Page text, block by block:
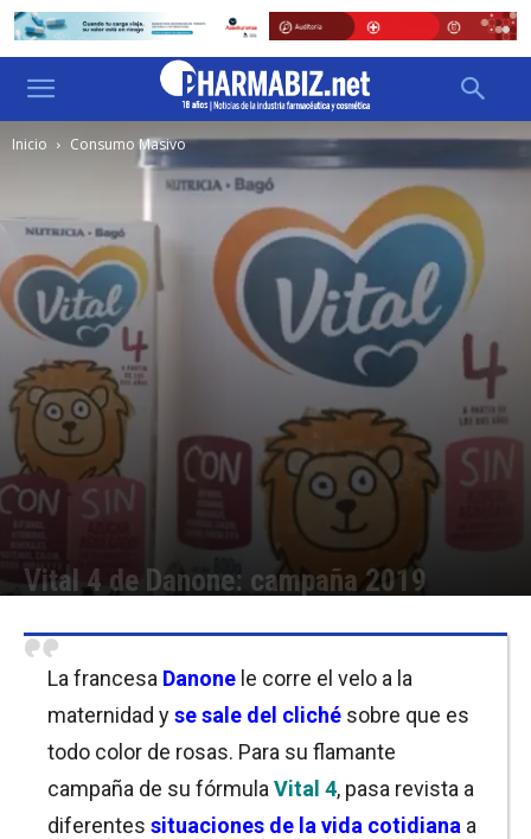
Inicio Consumo Masivo
Vital 4 de Danone: campaña 2019
La francesa Danone le corre el velo a la
maternidad yse sale del cliché sobre que es
todo color de rosas. Para su flamante
campaña de su fórmula Vital 4, pasa revista a
diferentes situaciones de la vida cotidiana a